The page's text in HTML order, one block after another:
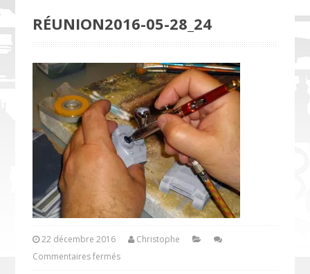
RÉUNION2016-05-28_24
22 décembre 2016
Christophe
Commentaires fermés